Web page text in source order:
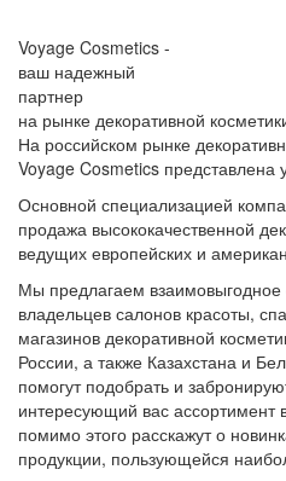
Voyage Cosmetics -
ваш надежный
партнер
на рынке декоративной
На российском рынке
Voyage Cosmetics представлена
Основной специализацией
продажа высококачественной
ведущих европейских и
Мы предлагаем взаимовыгодное
владельцев салонов красоты,
магазинов декоративной
России, а также Казахстана и
помогут подобрать и
интересующий вас ассортимент
помимо этого расскажут о
продукции, пользующейся